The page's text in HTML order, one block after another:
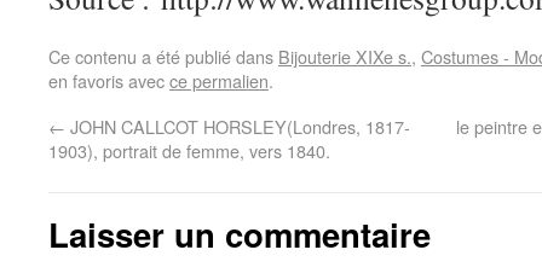
Ce contenu a été publié dans Bijouterie XIXe s., Costumes -
en favoris avecce permalien.
← JOHN CALLCOT HORSLEY(Londres, 1817-
1903), portrait de femme, vers 1840.
le peintre
Laisser un commentaire